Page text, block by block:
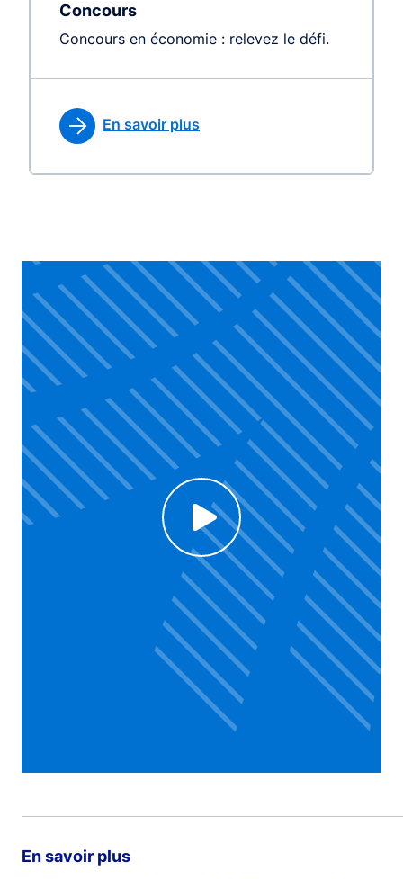
Concours
Concours en économie : relevez le défi.
En savoir plus
Voir la vidéo
Click to enable Youtube cookies and see content
En savoir plus